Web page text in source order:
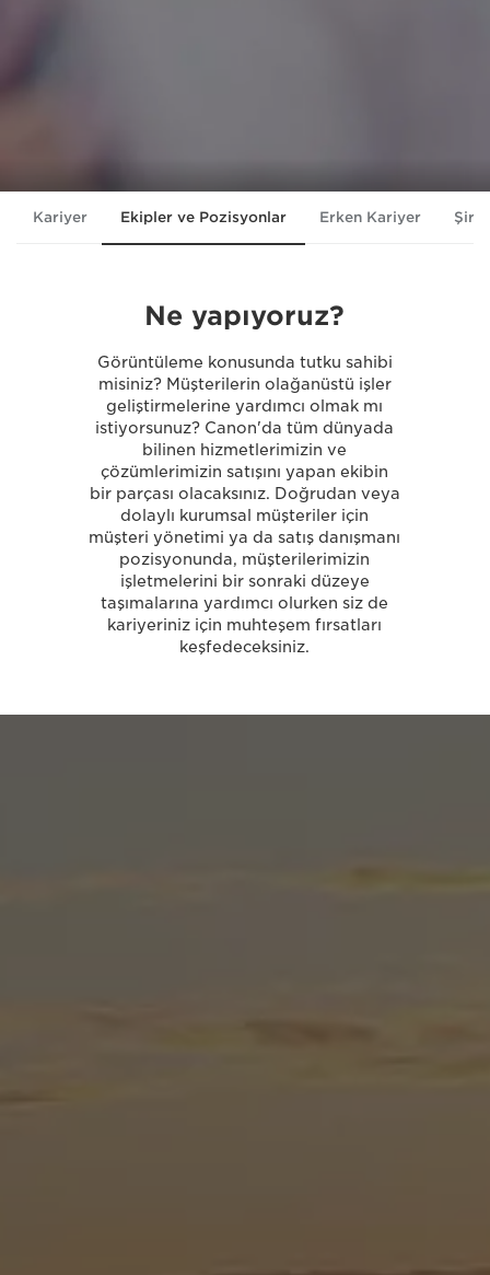
Kariyer Ekipler ve Pozisyonlar Erken Kariyer
Ne yapıyoruz?
Görüntüleme konusunda tutku sahibi
misiniz? Müşterilerin olağanüstü işler
geliştirmelerine yardımcı olmak mı
istiyorsunuz? Canon'da tüm dünyada
bilinen hizmetlerimizin ve
çözümlerimizin satışını yapan ekibin
bir parçası olacaksınız. Doğrudan veya
dolaylı kurumsal müşteriler için
müşteri yönetimi ya da satış danışmanı
pozisyonunda, müşterilerimizin
işletmelerini bir sonraki düzeye
taşımalarına yardımcı olurken siz de
kariyeriniz için muhteşem fırsatları
keşfedeceksiniz.